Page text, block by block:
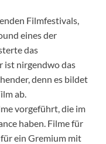
Filmfestivals,
eines der
das
ist nirgendwo das
denn es bildet
ab.
vorgeführt, die im
haben. Filme für
ein Gremium mit